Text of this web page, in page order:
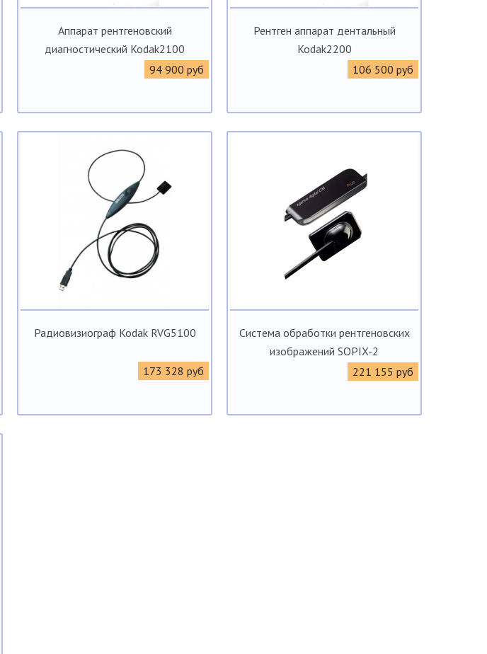
Аппарат рентгеновский
диагностический Kodak2100
94 900 руб
Рентген аппарат дентальный
Kodak2200
106 500 руб
Радиовизиограф Kodak RVG5100
173 328 руб
Система обработки рентгеновских
изображений SOPIX-2
221 155 руб